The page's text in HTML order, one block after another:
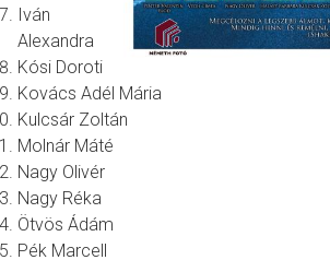
Iván
Alexandra
Kósi Doroti
Kovács Adél Mária
Kulcsár Zoltán
Molnár Máté
Nagy Olivér
Nagy Réka
Ötvös Ádám
Pék Marcell